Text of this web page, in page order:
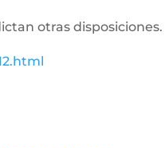
otras disposiciones.